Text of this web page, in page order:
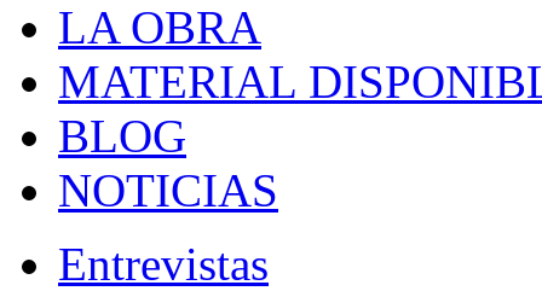
LA OBRA
MATERIAL
BLOG
NOTICIAS
Entrevistas